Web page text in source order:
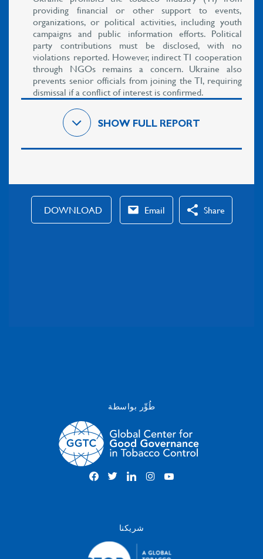
طُوِّر بواسطة
شريكنا